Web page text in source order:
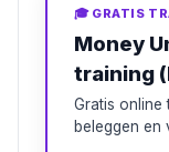
🎓 GRATIS
Money
training
Gratis online
beleggen en